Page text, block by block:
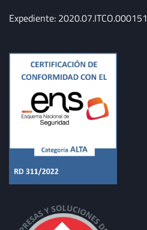
Expediente: 2020.07.ITCO.000151